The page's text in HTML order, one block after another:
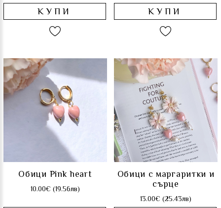
КУПИ КУПИ
Обици Pink heart
10.00€ (19.56лв)
Обици с маргаритки и
сърце
13.00€ (25.43лв)